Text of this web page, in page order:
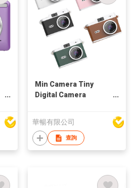
Min Camera Tiny
Digital Camera
華暢有限公司
查詢